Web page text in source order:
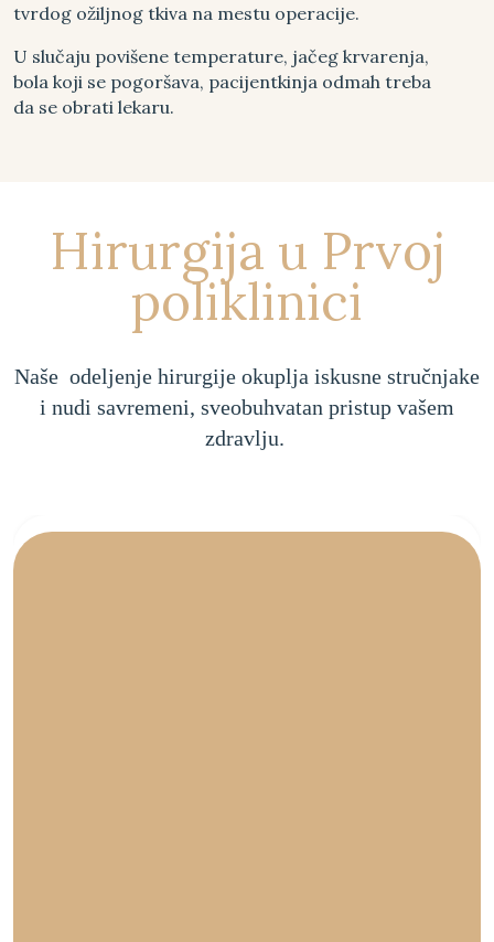
tvrdog ožiljnog tkiva na mestu operacije.
U slučaju povišene temperature, jačeg krvarenja,
bola koji se pogoršava, pacijentkinja odmah treba
da se obrati lekaru.
Hirurgija u Prvoj
poliklinici
Naše odeljenje hirurgije okuplja iskusne stručnjake
i nudi savremeni, sveobuhvatan pristup vašem
zdravlju.